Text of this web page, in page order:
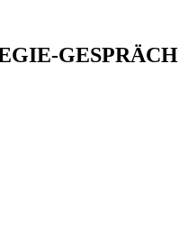
GESPRÄCH